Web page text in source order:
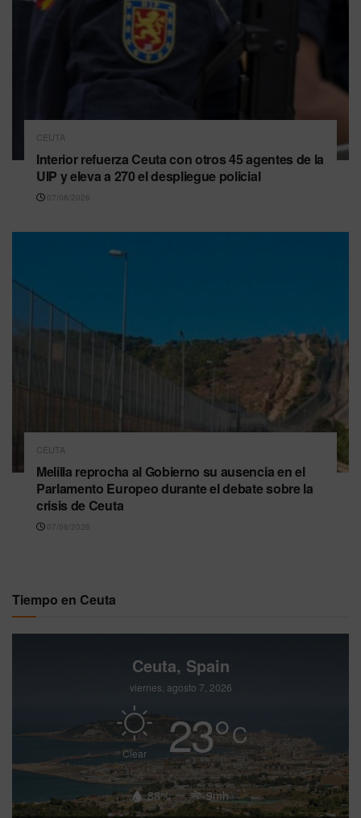
CEUTA
Interior refuerza Ceuta con otros 45 agentes de la
UIP y eleva a 270 el despliegue policial
07/08/2026
CEUTA
Melilla reprocha al Gobierno su ausencia en el
Parlamento Europeo durante el debate sobre la
crisis de Ceuta
07/08/2026
Tiempo en Ceuta
Ceuta, Spain
viernes, agosto 7, 2026
Clear 23°C
88% 9mh